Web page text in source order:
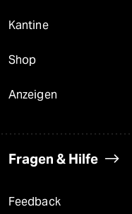
Kantine
Shop
Anzeigen
Fragen & Hilfe
Feedback